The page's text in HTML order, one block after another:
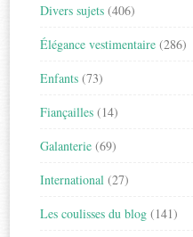
Divers sujets (406)
Élégance vestimentaire (286)
Enfants (73)
Fiançailles (14)
Galanterie (69)
International (27)
Les coulisses du blog (141)